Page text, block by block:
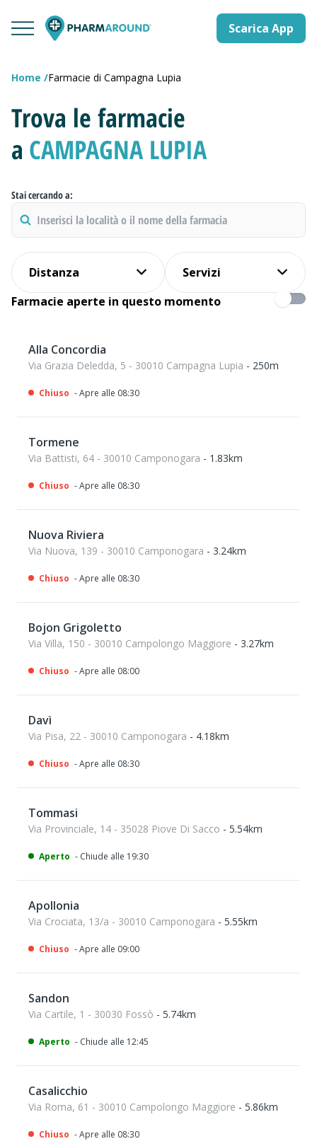
Scarica App
Home Farmacie di Campagna Lupia
Trova le farmacie
a CAMPAGNA LUPIA
Stai cercando a:
Distanza
Servizi
Farmacie aperte in questo momento
Alla Concordia
Via Grazia Deledda, 5 - 30010 Campagna Lupia - 250m
Chiuso - Apre alle 08:30
Tormene
Via Battisti, 64 - 30010 Camponogara - 1.83km
Chiuso - Apre alle 08:30
Nuova Riviera
Via Nuova, 139 - 30010 Camponogara - 3.24km
Chiuso - Apre alle 08:30
Bojon Grigoletto
Via Villa, 150 - 30010 Campolongo Maggiore - 3.27km
Chiuso - Apre alle 08:00
Davì
Via Pisa, 22 - 30010 Camponogara - 4.18km
Chiuso - Apre alle 08:30
Tommasi
Via Provinciale, 14 - 35028 Piove Di Sacco - 5.54km
Aperto - Chiude alle 19:30
Apollonia
Via Crociata, 13/a - 30010 Camponogara - 5.55km
Chiuso - Apre alle 09:00
Sandon
Via Cartile, 1 - 30030 Fossò - 5.74km
Aperto - Chiude alle 12:45
Casalicchio
Via Roma, 61 - 30010 Campolongo Maggiore - 5.86km
Chiuso - Apre alle 08:30